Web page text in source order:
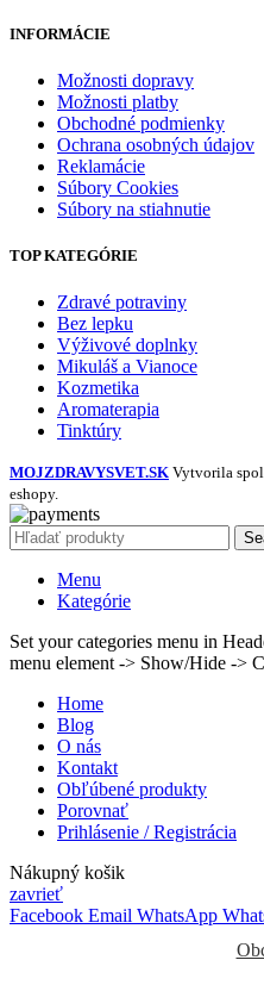
INFORMÁCIE
Možnosti dopravy
Možnosti platby
Obchodné podmienky
Ochrana osobných údajov
Reklamácie
Súbory Cookies
Súbory na stiahnutie
TOP KATEGÓRIE
Zdravé potraviny
Bez lepku
Výživové doplnky
Mikuláš a Vianoce
Kozmetika
Aromaterapia
Tinktúry
MOJZDRAVYSVET.SK Vytvorila
eshopy.
Menu
Kategórie
Set your categories menu in
menu element -> Show/Hide ->
Home
Blog
O nás
Kontakt
Obľúbené produkty
Porovnať
Prihlásenie / Registrácia
Nákupný košik
zavrieť
Facebook Email WhatsApp